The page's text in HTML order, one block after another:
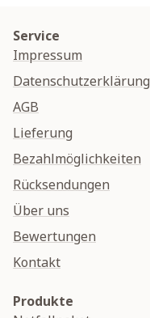
Service
Impressum
Datenschutzerklärung
AGB
Lieferung
Bezahlmöglichkeiten
Rücksendungen
Über uns
Bewertungen
Kontakt
Produkte